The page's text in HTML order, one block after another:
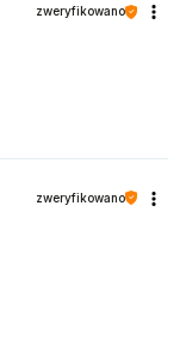
zweryfikowano
zweryfikowano